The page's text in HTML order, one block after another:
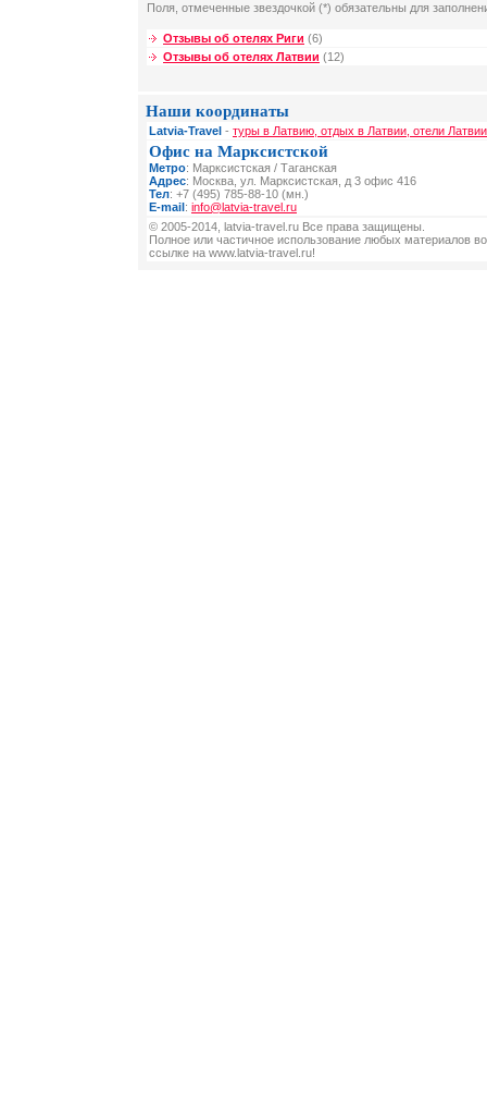
Поля, отмеченные звездочкой (*) обязательны для
Отзывы об отелях Риги (6)
Отзывы об отелях Латвии (12)
Наши координаты
Latvia-Travel - туры в Латвию, отдых в Латвии, отели
Офис на Марксистской
Метро: Марксистская / Таганская
Адрес: Москва, ул. Марксистская, д 3 офис 416
Тел: +7 (495) 785-88-10 (мн.)
E-mail: info@latvia-travel.ru
© 2005-2014, latvia-travel.ru Все права защищены.
Полное или частичное использование любых материалов
ссылке на www.latvia-travel.ru!